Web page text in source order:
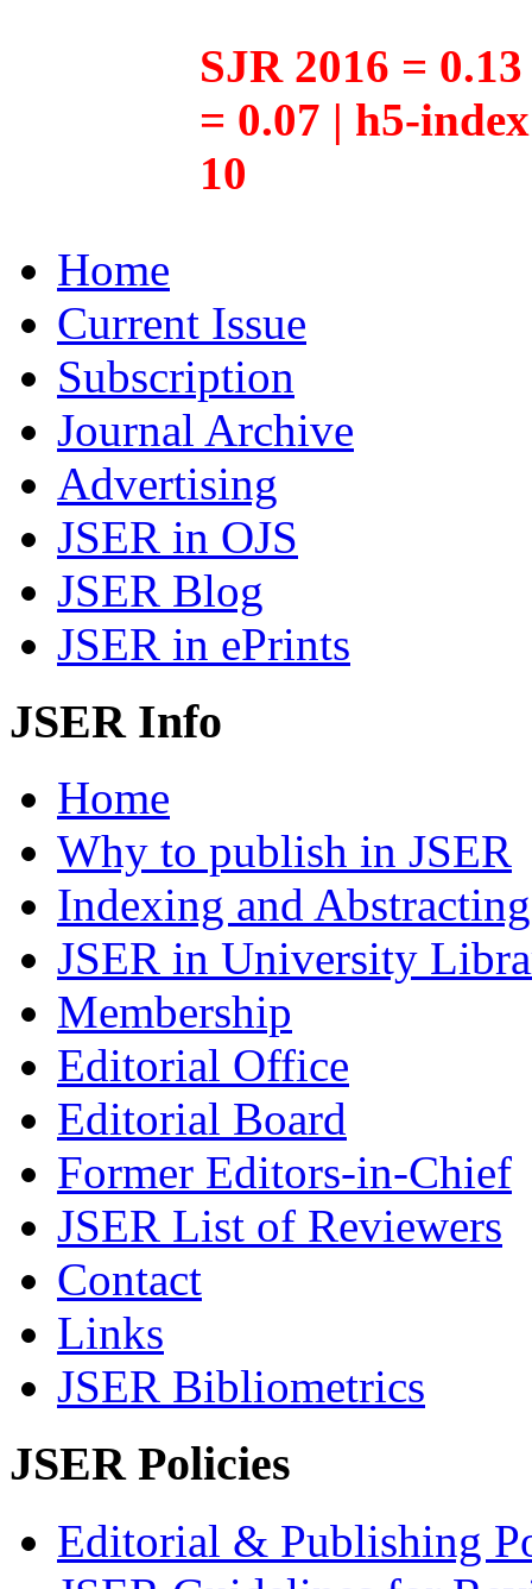
SJR 2016 =
= 0.07 | h5-
10
Home
Current Issue
Subscription
Journal Archive
Advertising
JSER in OJS
JSER Blog
JSER in ePrints
JSER Info
Home
Why to publish in JSER
Indexing and Abstracting
JSER in University
Membership
Editorial Office
Editorial Board
Former Editors-in-Chief
JSER List of Reviewers
Contact
Links
JSER Bibliometrics
JSER Policies
Editorial & Publishing